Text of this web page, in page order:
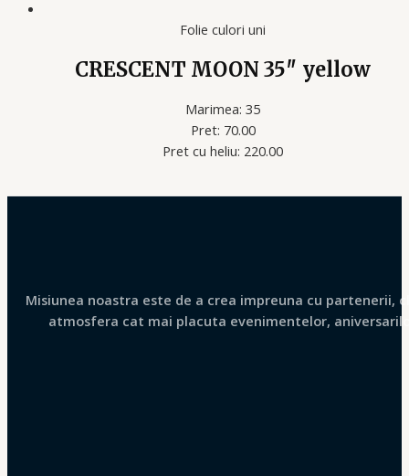
Folie culori uni
CRESCENT MOON 35″ yellow
Marimea: 35
Pret: 70.00
Pret cu heliu: 220.00
Misiunea noastra este de a crea impreuna cu partenerii,
atmosfera cat mai placuta evenimentelor,